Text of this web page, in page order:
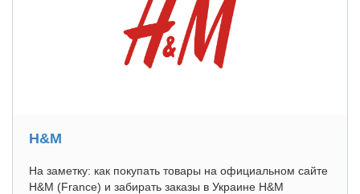
H&M
На заметку: как покупать товары на официальном сайте
H&M (France) и забирать заказы в Украине H&M